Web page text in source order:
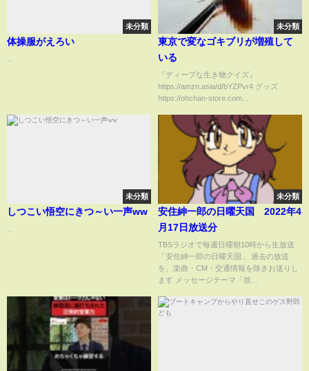
未分類
体操服がえろい
未分類
東京で変なゴキブリが増殖して
いる
『ディープな生き物クイズ』
https://amzn.asia/d/bYZPvr4 グッズ
https://ohchan-store.com...
未分類
しつこい悟空にきつ～い一声ww
未分類
安住紳一郎の日曜天国 2022年4
月17日放送分
TBSラジオで毎週日曜朝10時から生放送
「安住紳一郎の日曜天国」 過去の放送
を、楽曲・CM・交通情報を除きお送りし
ます メッセージテーマ「捨...